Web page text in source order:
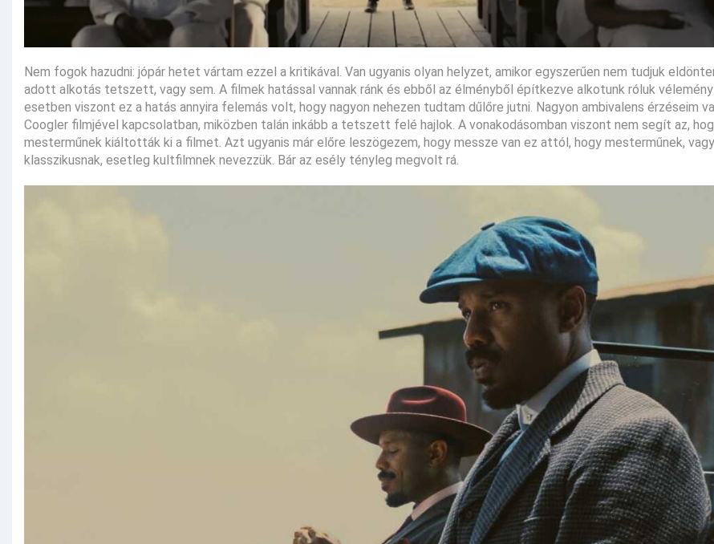
Nem fogok hazudni: jópár hetet vártam ezzel a kritikával. Van ugyanis olyan helyzet, amikor egyszerűen nem tudjuk
adott alkotás tetszett, vagy sem. A filmek hatással vannak ránk és ebből az élményből építkezve alkotunk róluk
esetben viszont ez a hatás annyira felemás volt, hogy nagyon nehezen tudtam dűlőre jutni. Nagyon ambivalens érzéseim
Coogler filmjével kapcsolatban, miközben talán inkább a tetszett felé hajlok. A vonakodásomban viszont nem segít az,
mesterműnek kiáltották ki a filmet. Azt ugyanis már előre leszögezem, hogy messze van ez attól, hogy mesterműnek,
klasszikusnak, esetleg kultfilmnek nevezzük. Bár az esély tényleg megvolt rá.